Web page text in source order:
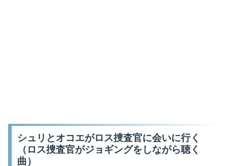
シュリとオコエがロス捜査官に会いに行く
（ロス捜査官がジョギングをしながら聴く
曲）